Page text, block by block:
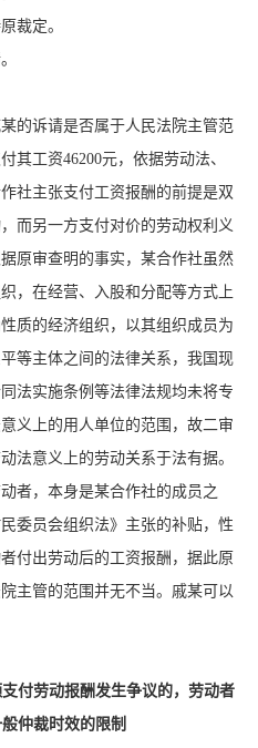
裁定。
的诉请是否属于人民法院主管范
其工资46200元，依据劳动法、
社主张支付工资报酬的前提是双
而另一方支付对价的劳动权利义
原审查明的事实，某合作社虽然
，在经营、入股和分配等方式上
质的经济组织，以其组织成员为
等主体之间的法律关系，我国现
法实施条例等法律法规均未将专
义上的用人单位的范围，故二审
法意义上的劳动关系于法有据。
者，本身是某合作社的成员之
委员会组织法》主张的补贴，性
付出劳动后的工资报酬，据此原
主管的范围并无不当。戚某可以
付劳动报酬发生争议的，劳动者
仲裁时效的限制